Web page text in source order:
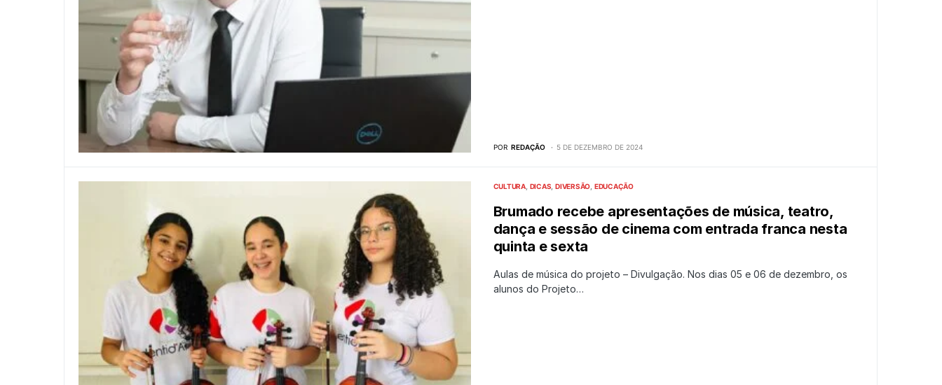
POR REDAÇÃO 5 DE DEZEMBRO DE 2024
CULTURA DICAS DIVERSÃO EDUCAÇÃO
Brumado recebe apresentações de música, teatro,
dança e sessão de cinema com entrada franca nesta
quinta e sexta
Aulas de música do projeto – Divulgação. Nos dias 05 e 06 de dezembro, os
alunos do Projeto…